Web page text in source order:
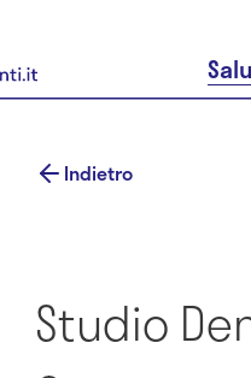
Indietro
Studio